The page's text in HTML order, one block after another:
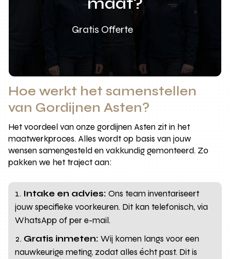
Gratis Offerte
Hoe werkt het samenstellen
van Gordijnen Asten?
Het voordeel van onze gordijnen Asten zit in het
maatwerkproces. Alles wordt op basis van jouw
wensen samengesteld en vakkundig gemonteerd. Zo
pakken we het traject aan:
Intake en advies: Ons team inventariseert
jouw specifieke voorkeuren. Dit kan telefonisch, via
WhatsApp of per e-mail.
Gratis inmeten: Wij komen langs voor een
nauwkeurige meting, zodat alles écht past. Dit is